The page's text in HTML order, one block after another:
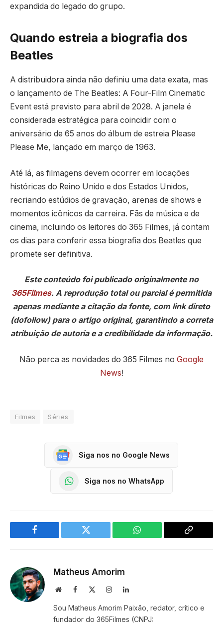
expandida do legado do grupo.
Quando estreia a biografia dos
Beatles
A distribuidora ainda não definiu uma data exata, mas
o lançamento de The Beatles: A Four-Film Cinematic
Event está previsto para abril de 2028. A janela é
considerada estratégica para coincidir com o
aniversário de 65 anos do álbum de estreia Please
Please Me, lançado em março de 1963.
Até lá, as filmagens devem ocorrer em locações
históricas do Reino Unido e dos Estados Unidos,
recriando estúdios de gravação, arenas de shows e
momentos icônicos da carreira. Fãs de música e de
cinema, incluindo os leitores do 365 Filmes, já contam
os dias para conferir essa biografia dos Beatles que
promete ser definitiva.
Este conteúdo foi publicado originalmente no
365Filmes. A reprodução total ou parcial é permitida
apenas mediante a citação da fonte, com link direto
(dofollow) para o artigo original, garantindo a correta
atribuição de autoria e a credibilidade da informação.
Não perca as novidades do 365 Filmes no Google
News!
Filmes Séries
Siga nos no Google News
Siga nos no WhatsApp
Facebook Twitter WhatsApp
Copy
Matheus Amorim
WebsiteFacebook InstagramLinkedIn
Sou Matheus Amorim Paixão, redator, crítico e
fundador do 365Filmes (CNPJ: